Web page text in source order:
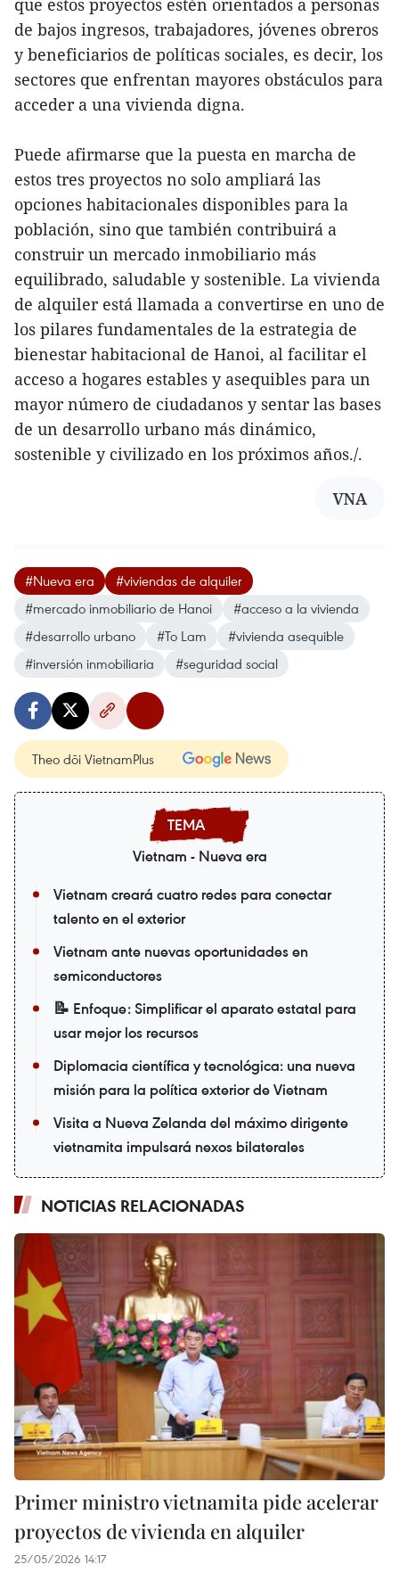
que estos proyectos estén orientados a personas
de bajos ingresos, trabajadores, jóvenes obreros
y beneficiarios de políticas sociales, es decir, los
sectores que enfrentan mayores obstáculos para
acceder a una vivienda digna.
Puede afirmarse que la puesta en marcha de
estos tres proyectos no solo ampliará las
opciones habitacionales disponibles para la
población, sino que también contribuirá a
construir un mercado inmobiliario más
equilibrado, saludable y sostenible. La vivienda
de alquiler está llamada a convertirse en uno de
los pilares fundamentales de la estrategia de
bienestar habitacional de Hanoi, al facilitar el
acceso a hogares estables y asequibles para un
mayor número de ciudadanos y sentar las bases
de un desarrollo urbano más dinámico,
sostenible y civilizado en los próximos años./.
VNA
#Nueva era
#viviendas de alquiler
#mercado inmobiliario de Hanoi
#acceso a la vivienda
#desarrollo urbano
#To Lam
#vivienda asequible
#inversión inmobiliaria
#seguridad social
Theo dõi VietnamPlus
Vietnam - Nueva era
Vietnam creará cuatro redes para conectar
talento en el exterior
Vietnam ante nuevas oportunidades en
semiconductores
📝 Enfoque: Simplificar el aparato estatal para
usar mejor los recursos
Diplomacia científica y tecnológica: una nueva
misión para la política exterior de Vietnam
Visita a Nueva Zelanda del máximo dirigente
vietnamita impulsará nexos bilaterales
NOTICIAS RELACIONADAS
Primer ministro vietnamita pide acelerar
proyectos de vivienda en alquiler
25/05/2026 14:17